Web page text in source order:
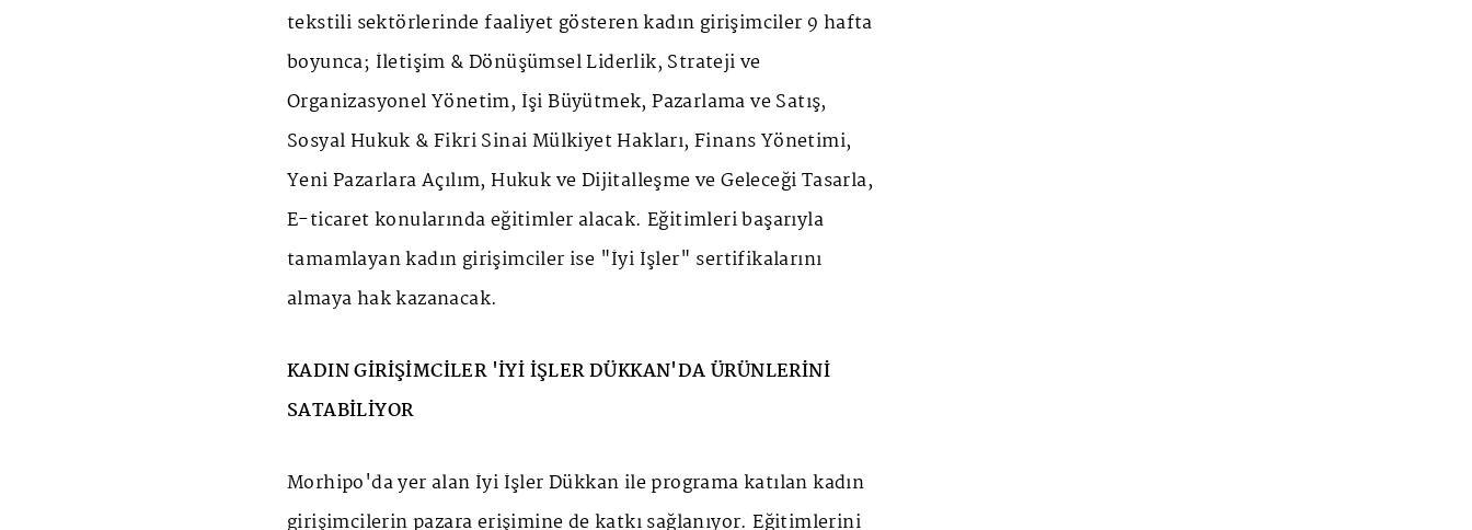
tekstili sektörlerinde faaliyet gösteren kadın girişimciler 9 hafta
boyunca; İletişim & Dönüşümsel Liderlik, Strateji ve
Organizasyonel Yönetim, İşi Büyütmek, Pazarlama ve Satış,
Sosyal Hukuk & Fikri Sinai Mülkiyet Hakları, Finans Yönetimi,
Yeni Pazarlara Açılım, Hukuk ve Dijitalleşme ve Geleceği Tasarla,
E-ticaret konularında eğitimler alacak. Eğitimleri başarıyla
tamamlayan kadın girişimciler ise "İyi İşler" sertifikalarını
almaya hak kazanacak.
KADIN GİRİŞİMCİLER 'İYİ İŞLER DÜKKAN'DA ÜRÜNLERİNİ
SATABİLİYOR
Morhipo'da yer alan İyi İşler Dükkan ile programa katılan kadın
girişimcilerin pazara erişimine de katkı sağlanıyor. Eğitimlerini